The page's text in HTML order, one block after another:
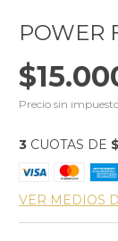
POWER
Precio sin
3 CUOTAS DE
VER MEDIOS